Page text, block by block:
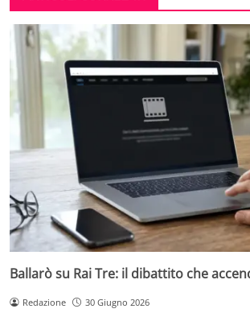
Ballarò su Rai Tre: il dibattito che
Redazione 30 Giugno 2026